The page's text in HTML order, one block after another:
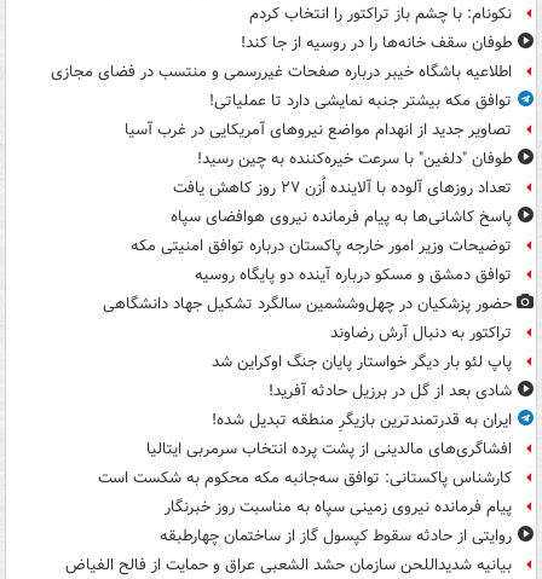
نکونام: با چشم باز تراکتور را انتخاب کردم
طوفان سقف خانه‌ها را در روسیه از جا ‌کند!
اطلاعیه باشگاه خیبر درباره صفحات غیررسمی و منتسب در فضای مجازی
توافق مکه بیشتر جنبه نمایشی دارد تا عملیاتی!
تصاویر جدید از انهدام مواضع نیروهای آمریکایی در غرب آسیا
طوفان "دلفین" با سرعت خیره‌کننده به چین رسید!
تعداد روزهای آلوده با آلاینده اُزن ۲۷ روز کاهش یافت
پاسخ کاشانی‌ها به پیام فرمانده نیروی هوافضای سپاه
توضیحات وزیر امور خارجه پاکستان درباره توافق امنیتی مکه
توافق دمشق و مسکو درباره آینده دو پایگاه روسیه
حضور پزشکیان در چهل‌وششمین سالگرد تشکیل جهاد دانشگاهی
تراکتور به دنبال آرش رضاوند
پاپ لئو بار دیگر خواستار پایان جنگ اوکراین شد
شادی بعد از گل در برزیل حادثه آفرید!
ایران به قدرتمندترین بازیگرِ منطقه تبدیل شده!
افشاگری‌های مالدینی از پشت پرده انتخاب سرمربی ایتالیا
کارشناس پاکستانی: توافق سه‌جانبه مکه محکوم به شکست است
پیام فرمانده نیروی زمینی سپاه به مناسبت روز خبرنگار
روایتی از حادثه سقوط کپسول گاز از ساختمان چهارطبقه
بیانیه شدیداللحن سازمان حشد الشعبی عراق و حمایت از فالح الفیاض